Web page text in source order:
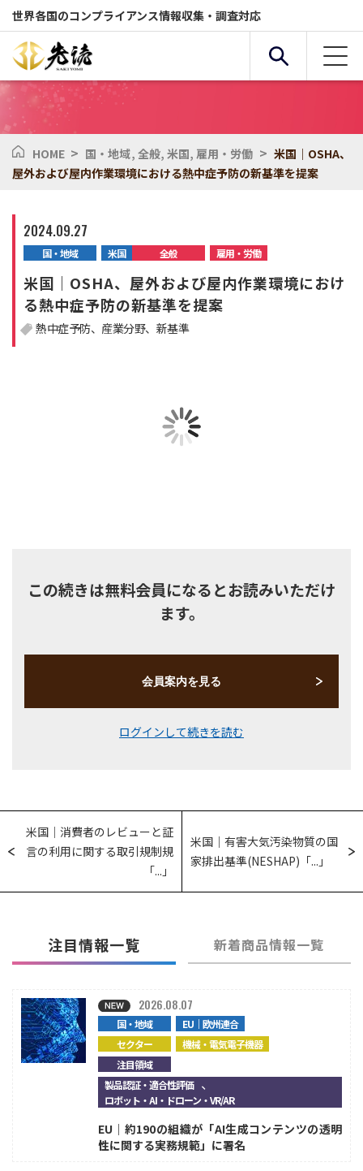
世界各国のコンプライアンス情報収集・調査対応
複合条件検索
全般 セクター
化学物質 環境
HOME > 国・地域, 全般, 米国, 雇用・労働 > 米国｜OSHA、
屋外および屋内作業環境における熱中症予防の新基準を提案
2024.09.27
国・地域 米国 全般 雇用・労働
米国｜OSHA、屋外および屋内作業環境におけ
る熱中症予防の新基準を提案
熱中症予防 産業分野 新基準
この続きは無料会員になるとお読みいただけ
ます。
会員案内を見る
ログインして続きを読む
米国｜消費者のレビューと証
言の利用に関する取引規制規
「...」
米国｜有害大気汚染物質の国
家排出基準(NESHAP)「...」
注目情報一覧 新着商品情報一覧
国・地域
EU｜欧州連合
セクター
機械・電気電子機器
注目領域
製品認証・適合性評価 、
ロボット・AI・ドローン・VR/AR
2026.08.07
EU｜約190の組織が「AI生成コンテンツの透明
性に関する実務規範」に署名